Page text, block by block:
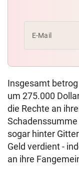
E-Mail
Insgesamt
um 275.000
die Rechte an
sogar hinter
Geld verdient -
an ihre